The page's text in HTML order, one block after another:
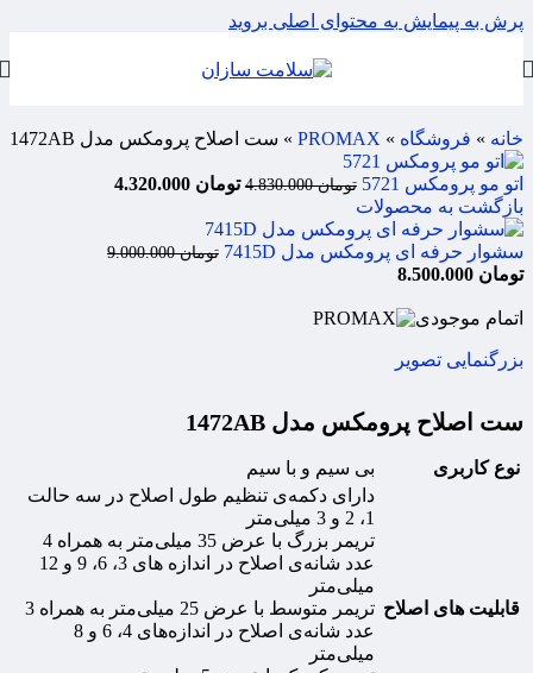
پرش به پیمایش به محتوای اصلی بروید
خانه» فروشگاه»
PROMAX
» ست اصلاح پرومکس مدل 1472AB
اتو مو پرومکس 5721 تومان4.830.000 تومان4.320.000
بازگشت به محصولات
سشوار حرفه ای پرومکس مدل 7415D تومان9.000.000
تومان8.500.000
اتمام موجودی
بزرگنمایی تصویر
ست اصلاح پرومکس مدل 1472AB
نوع کاربری بی سیم و با سیم
قابلیت های اصلاح
دارای دکمه‌ی تنظیم طول اصلاح در سه حالت
1، 2 و 3 میلی‌متر
تریمر بزرگ با عرض 35 میلی‌متر به همراه 4
عدد شانه‌ی اصلاح در اندازه های 3، 6، 9 و 12
میلی‌متر
تریمر متوسط با عرض 25 میلی‌متر به همراه 3
عدد شانه‌ی اصلاح در اندازه‌های 4، 6 و 8
میلی‌متر